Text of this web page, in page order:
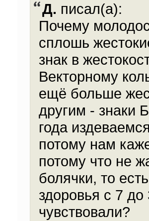
Д. писал(а):
Почему
сплошь
знак в
Векторному
ещё больше
другим - знаки
года
потому нам
потому что не
болячки, то
здоровья с 7
чувствовали?